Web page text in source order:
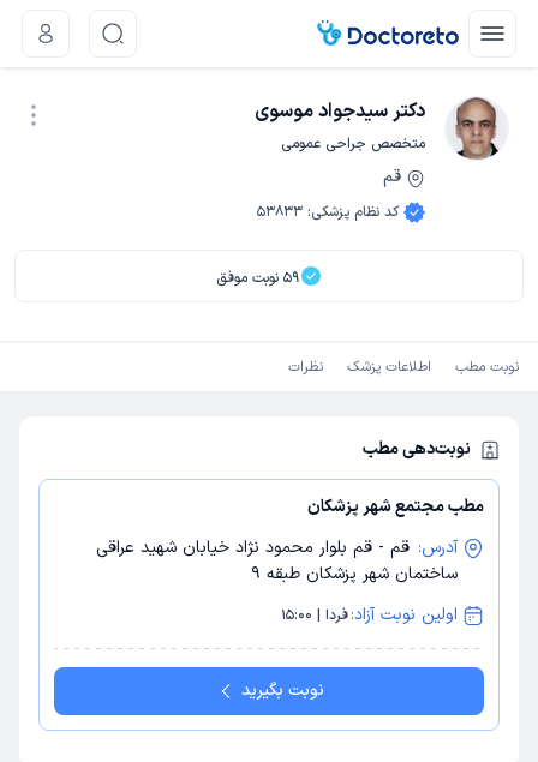
دکتر سیدجواد موسوی
متخصص جراحی عمومی
قم
کد نظام پزشکی:
53833
59 نوبت موفق
نوبت مطب اطلاعات پزشک نظرات
نوبت‌دهی مطب
مطب مجتمع شهر پزشکان
آدرس: قم - قم بلوار محمود نژاد خیابان شهید عراقی
ساختمان شهر پزشکان طبقه 9
اولین نوبت آزاد:فردا | 15:00
نوبت بگیرید